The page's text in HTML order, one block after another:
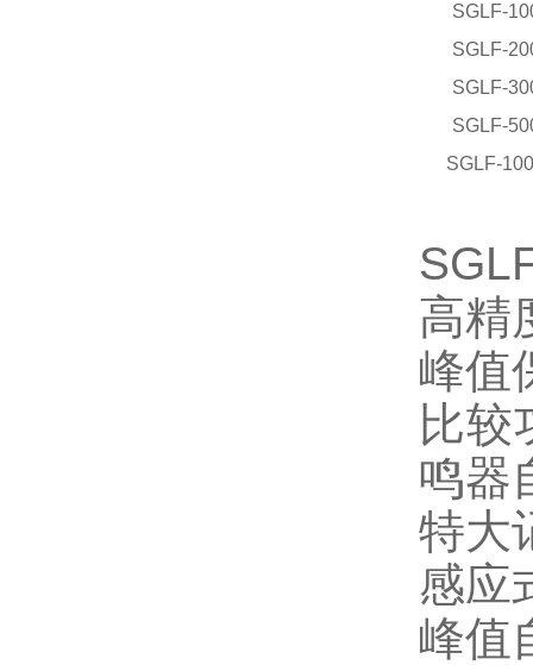
SGLF-
SGLF-
SGLF-
SGLF-
SGLF-
高精
峰值
比较
鸣器
特大
感应
峰值